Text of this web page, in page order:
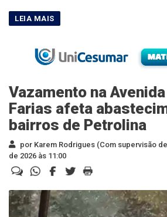
Vazamento na
Farias afeta
bairros de Petrolina
por Karem Rodrigues (Com supervisão
de 2026 às 11:00